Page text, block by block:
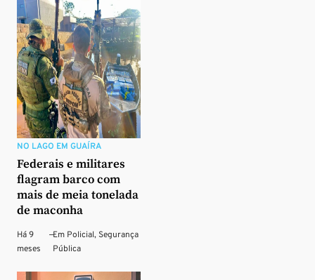
NO LAGO EM GUAÍRA
Federais e militares
flagram barco com
mais de meia tonelada
de maconha
Há 9
meses
—Em Policial, Segurança
Pública